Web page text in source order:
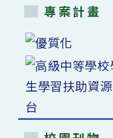
專案計畫